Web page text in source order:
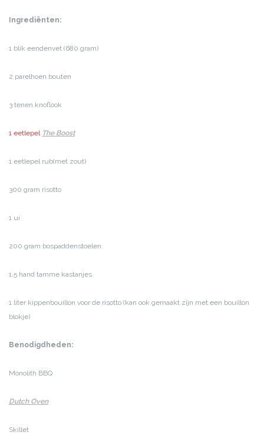
Ingrediënten:
1 blik eendenvet (680 gram)
2 parelhoen bouten
3 tenen knoflook
1 eetlepel The Boost
1 eetlepel rub(met zout)
300 gram risotto
1 ui
200 gram bospaddenstoelen
1,5 hand tamme kastanjes
1 liter kippenbouillon voor de risotto (kan ook gemaakt zijn met een bouillon
blokje)
Benodigdheden:
Monolith BBQ
Dutch Oven
Skillet